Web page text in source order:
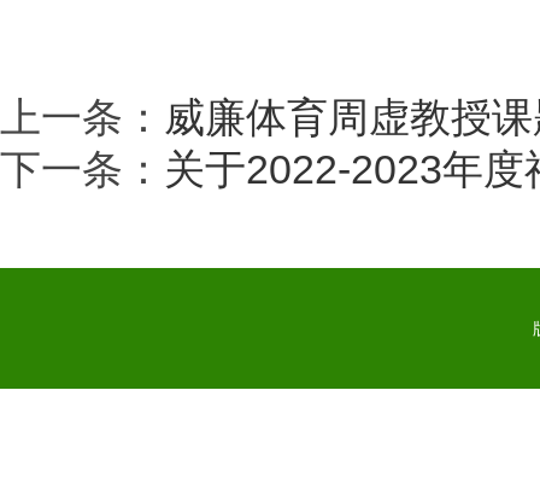
上一条： 威廉体育周虚教授
下一条： 关于2022-2023年